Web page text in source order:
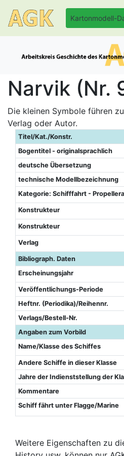
Kartonmodell-
Narvik (Nr.
Die kleinen Symbole führen
Verlag oder Autor.
Titel/Kat./Konstr.
Bogentitel - originalsprachlich
deutsche Übersetzung
technische Modellbezeichnung
Kategorie: Schifffahrt -
Konstrukteur
Konstrukteur
Verlag
Bibliograph. Daten
Erscheinungsjahr
Veröffentlichungs-Periode
Heftnr. (Periodika)/Reihennr.
Verlags/Bestell-Nr.
Angaben zum Vorbild
Name/Klasse des Schiffes
Andere Schiffe in dieser Klasse
Jahre der Indienststellung der
Kommentare
Schiff fährt unter Flagge/Marine
Weitere Eigenschaften zu